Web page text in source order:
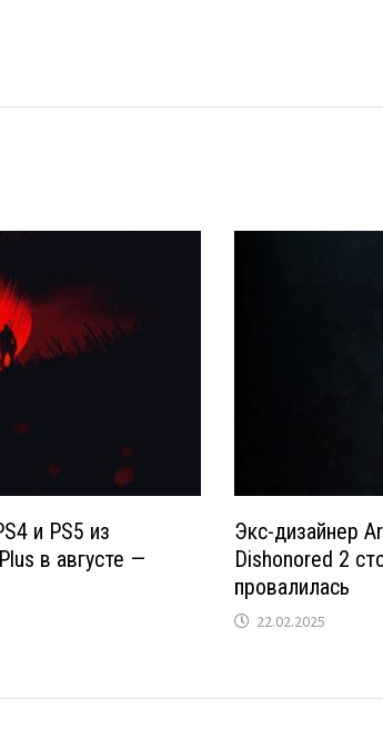
и PS5 из
в августе —
Экс-дизайнер
Dishonored 2
провалилась
22.02.2025